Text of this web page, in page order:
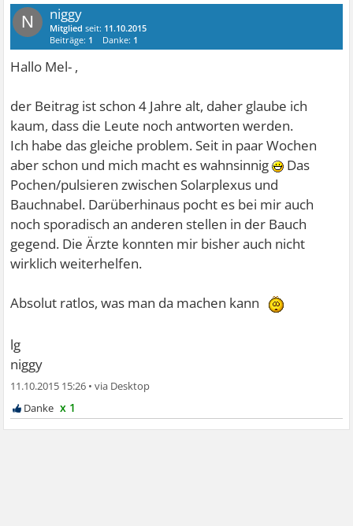
N niggy
Mitglied seit: 11.10.2015
Beiträge: 1 Danke: 1
Hallo Mel- ,
der Beitrag ist schon 4 Jahre alt, daher glaube ich
kaum, dass die Leute noch antworten werden.
Ich habe das gleiche problem. Seit in paar Wochen
aber schon und mich macht es wahnsinnig
Das
Pochen/pulsieren zwischen Solarplexus und
Bauchnabel. Darüberhinaus pocht es bei mir auch
noch sporadisch an anderen stellen in der Bauch
gegend. Die Ärzte konnten mir bisher auch nicht
wirklich weiterhelfen.
Absolut ratlos, was man da machen kann
lg
niggy
11.10.2015 15:26 •
x 1